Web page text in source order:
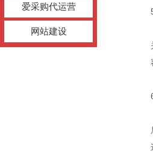
爱采购代运营
网站建设